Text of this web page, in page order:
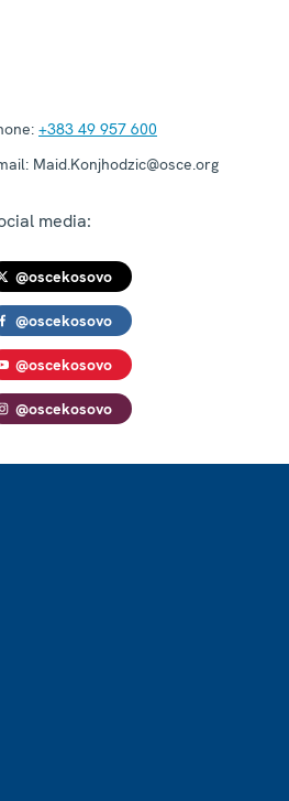
+383 49 957 600
Maid.Konjhodzic@osce.org
media:
@oscekosovo
@oscekosovo
@oscekosovo
@oscekosovo